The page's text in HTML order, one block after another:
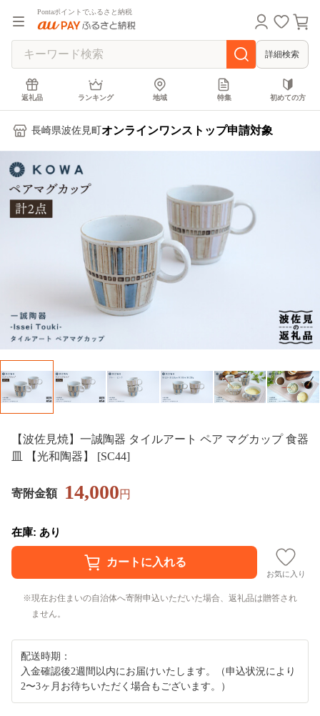
Pontaポイントでふるさと納税
詳細検索
返礼品 ランキング 地域 特集 初めての方
長崎県波佐見町 オンラインワンストップ申請対象
【波佐見焼】一誠陶器 タイルアート ペア マグカップ 食器
皿 【光和陶器】 [SC44]
寄附金額 14,000円
在庫: あり
お気に入り
現在お住まいの自治体へ寄附申込いただいた場合、返礼品は贈答され
ません。
配送時期：
入金確認後2週間以内にお届けいたします。（申込状況により
2〜3ヶ月お待ちいただく場合もございます。）